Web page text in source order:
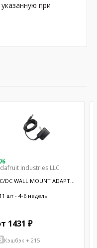
при
Industries LLC
DC WALL MOUNT ADAPTER
шт - 4-6 недель
1431 ₽
Кэшбэк + 215